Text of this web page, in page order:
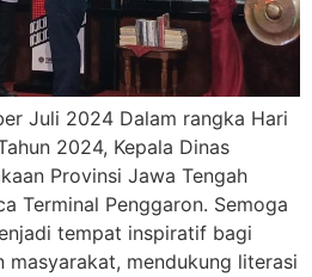
Juli 2024 Dalam rangka Hari
2024, Kepala Dinas
Provinsi Jawa Tengah
Terminal Penggaron. Semoga
tempat inspiratif bagi
masyarakat, mendukung literasi